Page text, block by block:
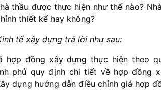
thầu được thực hiện như thế nào?
thiết kế hay không?
tế xây dựng trả lời như sau:
hợp đồng xây dựng thực hiện theo
phủ quy định chi tiết về hợp đồng
dựng hướng dẫn điều chỉnh giá hợp